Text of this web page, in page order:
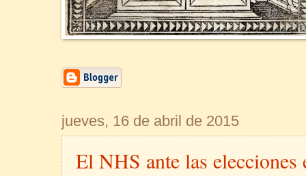
jueves, 16 de abril de 2015
El NHS ante las